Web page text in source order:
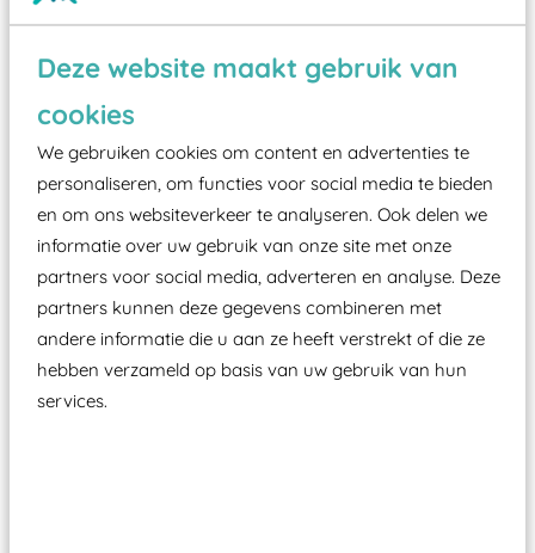
Deze website maakt gebruik van
cookies
We gebruiken cookies om content en advertenties te
personaliseren, om functies voor social media te bieden
en om ons websiteverkeer te analyseren. Ook delen we
informatie over uw gebruik van onze site met onze
partners voor social media, adverteren en analyse. Deze
partners kunnen deze gegevens combineren met
andere informatie die u aan ze heeft verstrekt of die ze
hebben verzameld op basis van uw gebruik van hun
services.
Wist je dat:
Vanaf een valhoogte van 1,5 meter een speciale
zoals kunstgras, rubber tegels of boomschors?
Elk speeltoestel in de openbare ruimte voorzien
moet zijn van een typekeuring, -plaatje en
certificering, uitgegeven door een Nederlands
aangewezen keuringsinstantie?
Wij ook speeltoestellen kunnen laten keuren zodat
ze toch binnen het Warenwetbesluit Attractie- en
Speeltoestellen vallen?